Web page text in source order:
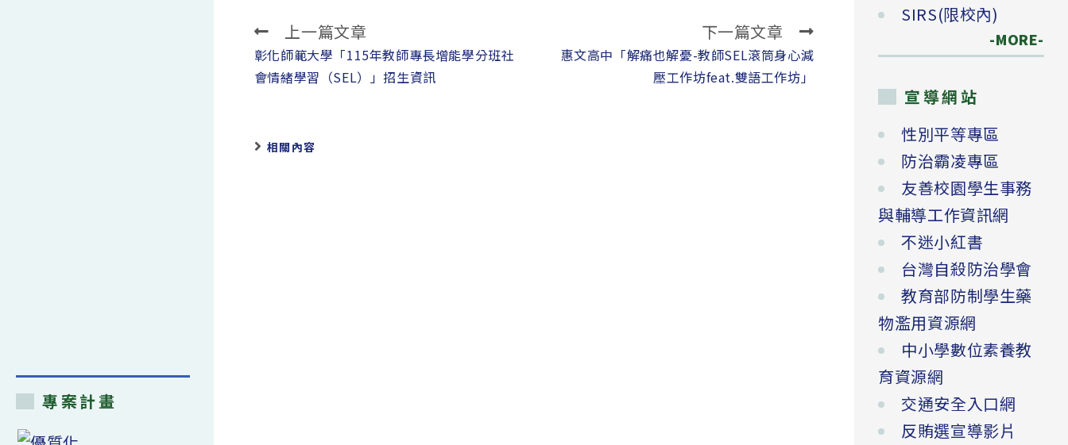
Read
more
articles
上一篇文章
彰化師範大學「115年教師專長增能學分班社
會情緒學習（SEL）」招生資訊
下一篇文章
惠文高中「解痛也解憂-教師SEL滾筒身心減
壓工作坊feat.雙語工作坊」
相關內容
專案計畫
SIRS(限校內)
-MORE-
宣導網站
性別平等專區
防治霸凌專區
友善校園學生事務
與輔導工作資訊網
不迷小紅書
台灣自殺防治學會
教育部防制學生藥
物濫用資源網
中小學數位素養教
育資源網
交通安全入口網
反賄選宣導影片